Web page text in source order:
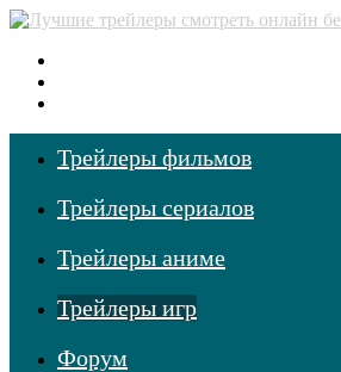
Трейлеры фильмов
Трейлеры сериалов
Трейлеры аниме
Трейлеры игр
Форум